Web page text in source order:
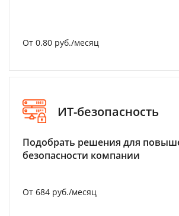
От 0.80 руб./месяц
ИТ-безопасность
Подобрать решения для
безопасности компании
От 684 руб./месяц